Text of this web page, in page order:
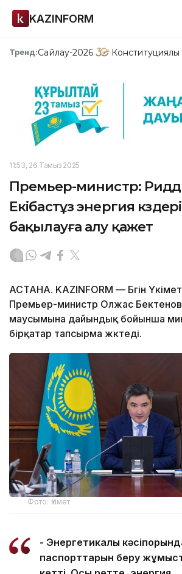
KAZINFORM
Тренд:Сайлау-2026
11:53, 26 Тамыз 2025
Премьер-министр:
Екібастұз энергия
бақылауға алу қажет
АСТАНА. KAZINFORM — Бүгін
Премьер-министр Олжас
маусымына дайындық бойынша
бірқатар тапсырма жүктеді.
Фото: Үкімет
- Энергетикалық
паспорттарын беру